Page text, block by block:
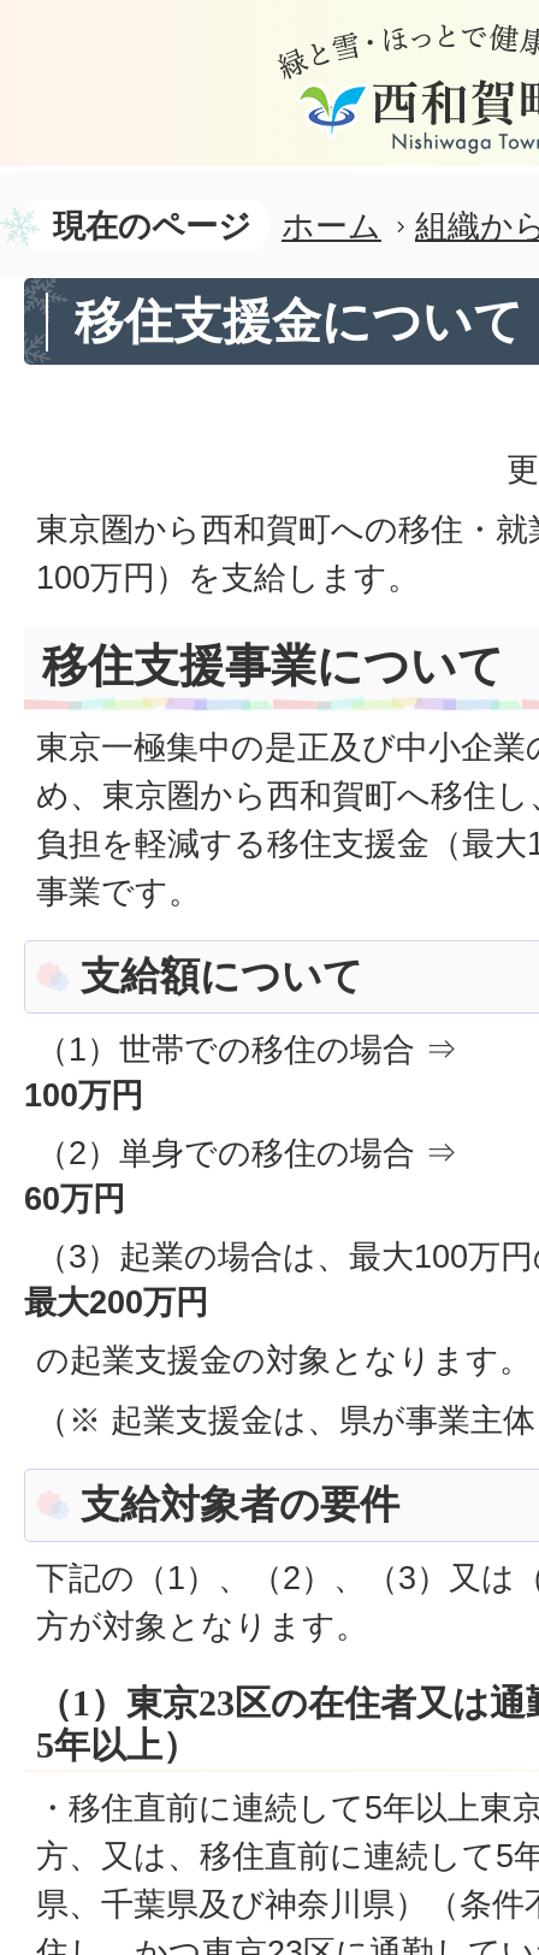
現在のページ ホーム 組織か
移住支援金について
東京圏から西和賀町への移住・
100万円）を支給します。
移住支援事業について
東京一極集中の是正及び中小企
め、東京圏から西和賀町へ移住
負担を軽減する移住支援金（最
事業です。
支給額について
（1）世帯での移住の場合 ⇒
100万円
（2）単身での移住の場合 ⇒
60万円
（3）起業の場合は、最大100万
最大200万円
の起業支援金の対象となります。
（※ 起業支援金は、県が事業主
支給対象者の要件
下記の（1）、（2）、（3）又は
方が対象となります。
（1）東京23区の在住者又は
5年以上）
・移住直前に連続して5年以上東
方、又は、移住直前に連続して5
県、千葉県及び神奈川県）（条